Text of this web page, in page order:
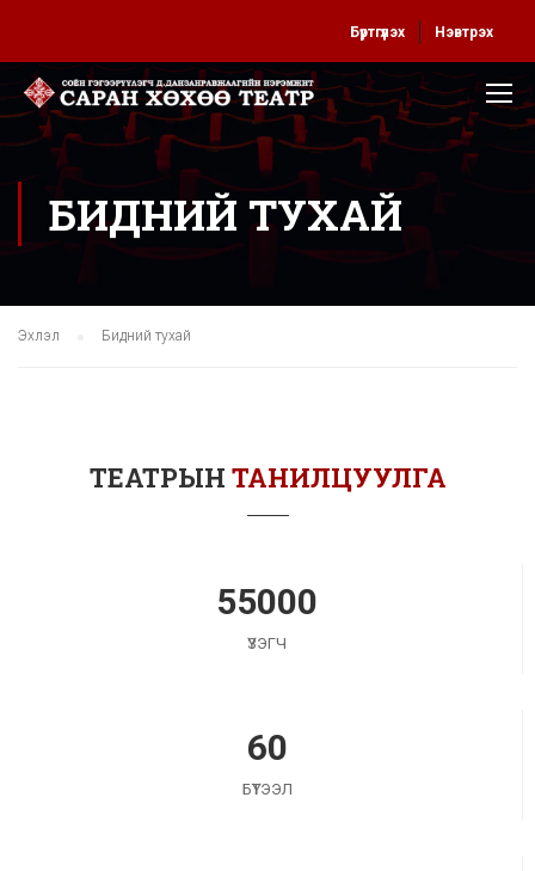
Бүртгүүлэх Нэвтрэх
БИДНИЙ ТУХАЙ
Эхлэл Бидний тухай
ТЕАТРЫН ТАНИЛЦУУЛГА
55000
ҮЗЭГЧ
60
БҮТЭЭЛ